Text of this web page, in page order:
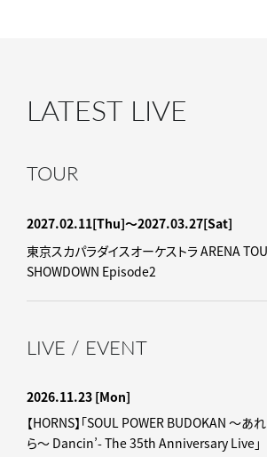
LATEST LIVE
TOUR
2027.02.11[Thu]〜2027.03.27[Sat]
東京スカパラダイスオーケストラ ARENA
SHOWDOWN Episode2
LIVE / EVENT
2026.11.23 [Mon]
【HORNS】「SOUL POWER BUDOKAN ～あ
ら～ Dancin’- The 35th Anniversary Live」